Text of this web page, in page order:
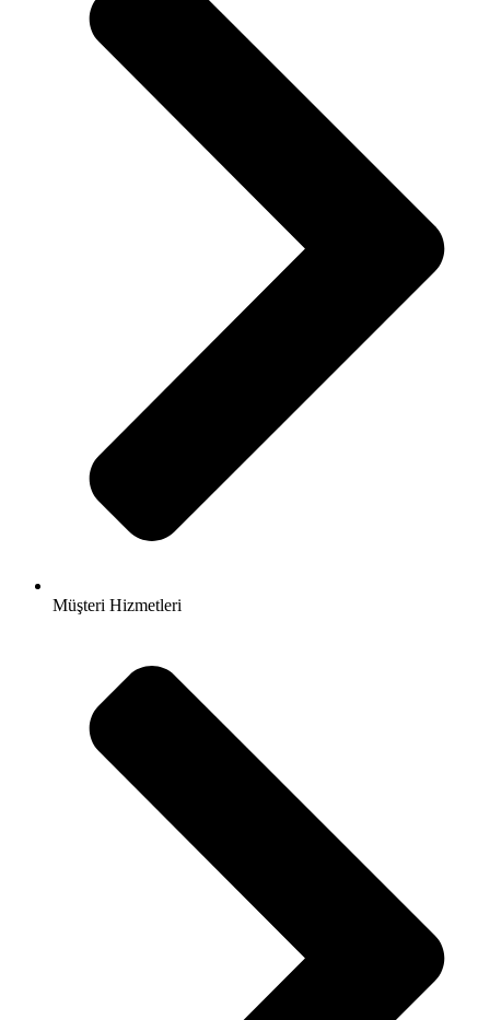
Müşteri Hizmetleri